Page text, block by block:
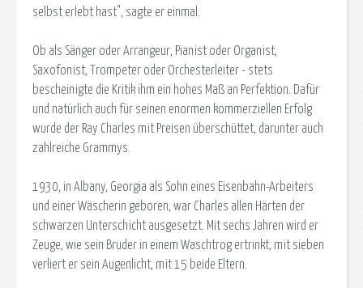
selbst erlebt hast", sagte er einmal.
Ob als Sänger oder Arrangeur, Pianist oder Organist,
Saxofonist, Trompeter oder Orchesterleiter - stets
bescheinigte die Kritik ihm ein hohes Maß an Perfektion. Dafür
und natürlich auch für seinen enormen kommerziellen Erfolg
wurde der Ray Charles mit Preisen überschüttet, darunter auch
zahlreiche Grammys.
1930, in Albany, Georgia als Sohn eines Eisenbahn-Arbeiters
und einer Wäscherin geboren, war Charles allen Härten der
schwarzen Unterschicht ausgesetzt. Mit sechs Jahren wird er
Zeuge, wie sein Bruder in einem Waschtrog ertrinkt, mit sieben
verliert er sein Augenlicht, mit 15 beide Eltern.